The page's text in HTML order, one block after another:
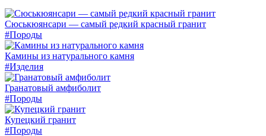
Сюськюянсари — самый редкий красный гранит
#Породы
Камины из натурального камня
#Изделия
Гранатовый амфиболит
#Породы
Купецкий гранит
#Породы